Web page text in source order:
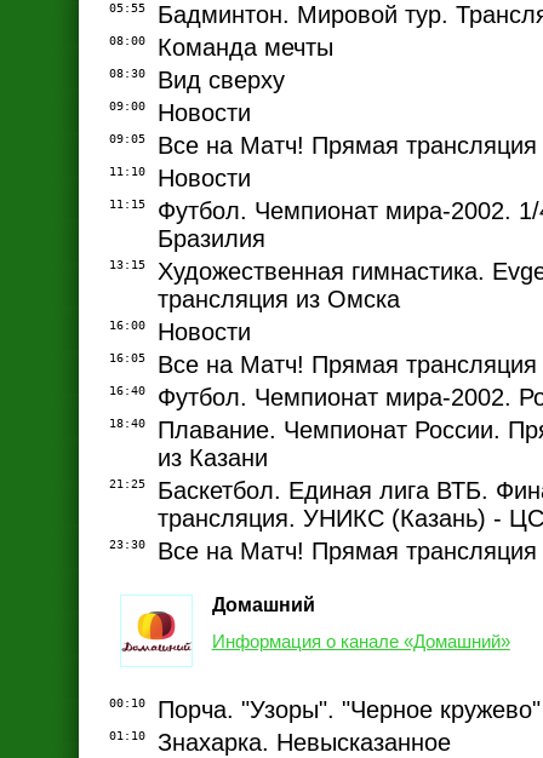
05:55 Бадминтон. Мировой тур.
08:00 Команда мечты
08:30 Вид сверху
09:00 Новости
09:05 Все на Матч! Прямая трансляция
11:10 Новости
11:15
Футбол. Чемпионат мира-2002.
Бразилия
13:15
Художественная гимнастика.
трансляция из Омска
16:00 Новости
16:05 Все на Матч! Прямая трансляция
16:40 Футбол. Чемпионат мира-2002.
18:40
Плавание. Чемпионат России.
из Казани
21:25
Баскетбол. Единая лига ВТБ.
трансляция. УНИКС (Казань) -
23:30 Все на Матч! Прямая трансляция
Домашний
Информация о канале «Домашний»
00:10 Порча. "Узоры". "Черное кружево"
01:10 Знахарка. Невысказанное